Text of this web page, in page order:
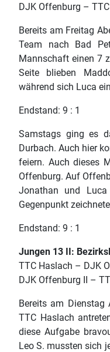
DJK Offenburg –
Bereits am Freitag
Team nach Bad
Mannschaft einen 7
Seite blieben
während sich Luca
Endstand: 9 : 1
Samstags ging es
Durbach. Auch hier
feiern. Auch dieses
Offenburg. Auf
Jonathan und
Gegenpunkt
Endstand: 9 : 1
Jungen 13 II:
TTC Haslach – DJK
DJK Offenburg II –
Bereits am Dienstag
TTC Haslach
diese Aufgabe
Leo S. mussten sich